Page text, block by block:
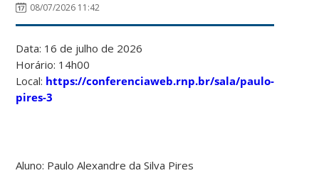
08/07/2026 11:42
Data: 16 de julho de 2026
Horário: 14h00
Local: https://conferenciaweb.rnp.br/sala/paulo-
pires-3
Aluno: Paulo Alexandre da Silva Pires